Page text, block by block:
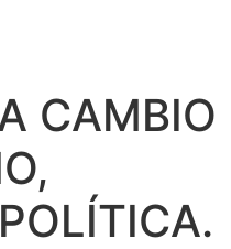
CAMBIO